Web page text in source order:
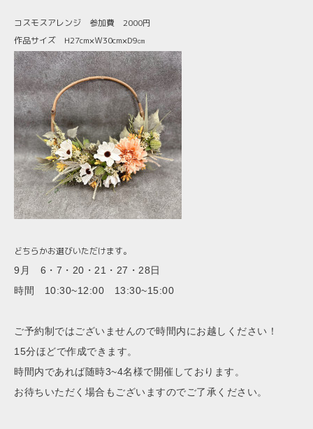
コスモスアレンジ 参加費 2000円
作品サイズ H27cm×Ｗ30cm×D9㎝
どちらかお選びいただけます。
9月 6・7・20・21・27・28日
時間 10:30~12:00 13:30~15:00
ご予約制ではございませんので時間内にお越しください！
15分ほどで作成できます。
時間内であれば随時3~4名様で開催しております。
お待ちいただく場合もございますのでご了承ください。